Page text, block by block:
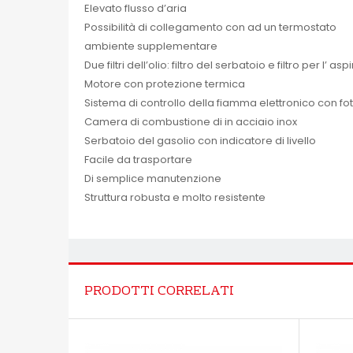
Elevato flusso d’aria
Possibilità di collegamento con ad un termostato
ambiente supplementare
Due filtri dell’olio: filtro del serbatoio e filtro per l’
Motore con protezione termica
Sistema di controllo della fiamma elettronico con
Camera di combustione di in acciaio inox
Serbatoio del gasolio con indicatore di livello
Facile da trasportare
Di semplice manutenzione
Struttura robusta e molto resistente
PRODOTTI CORRELATI